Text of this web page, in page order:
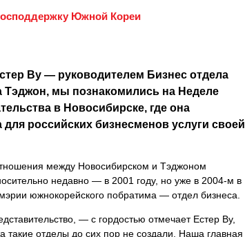
Южной Кореи
Ву — руководителем Бизнес отдела
Тэджон, мы познакомились на Неделе
в Новосибирске, где она
для российских бизнесменов услуги своей
между Новосибирском и Тэджоном
недавно — в 2001 году, но уже в 2004-м в
южнокорейского побратима — отдел бизнеса.
— с гордостью отмечает Естер Ву,
отделы до сих пор не создали. Наша главная